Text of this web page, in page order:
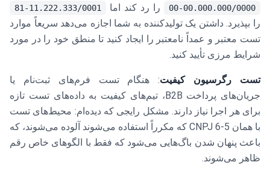
00.000.000/0000-00 را رد کند اما 11.222.333/0001-81
را بپذیرد. داشتن یک تولیدکننده به شما اجازه می‌دهد سریعاً موارد
تست معتبر و عمداً نامعتبر را ایجاد کنید تا منطق خود را در مورد
شرایط مرزی تأیید کنید.
تست رگرسیون کیفیت: هنگام تست فرم‌های ثبت‌نام یا
جریان‌های پرداخت B2B، تیم‌های کیفیت به داده‌های تست تازه
برای هر اجرا نیاز دارند. مشکل رایجی که دیده‌ام: محیط‌های تست
با همان 5-6 CNPJ که مکرراً استفاده می‌شوند آلوده می‌شوند، که
باعث پنهان شدن باگ‌هایی می‌شود که فقط با الگوهای خاص رقم
ظاهر می‌شوند.